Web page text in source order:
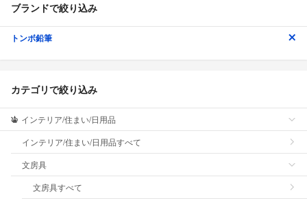
ブランドで絞り込み
トンボ鉛筆
カテゴリで絞り込み
インテリア/住まい/日用品
インテリア/住まい/日用品すべて
文房具
文房具すべて